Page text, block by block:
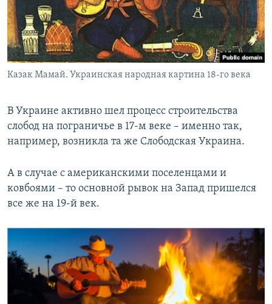
Казак Мамай. Украинская народная картина 18-го века
В Украине активно шел процесс строительства
слобод на пограничье в 17-м веке – именно так,
например, возникла та же Слободская Украина.
А в случае с американскими поселенцами и
ковбоями – то основной рывок на Запад пришелся
все же на 19-й век.